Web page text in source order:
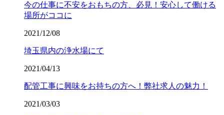
今の仕事に不安をおもちの方、必見！安心して働ける
場所がココに
2021/12/08
埼玉県内の浄水場にて
2021/04/13
配管工事に興味をお持ちの方へ！弊社求人の魅力！
2021/03/03